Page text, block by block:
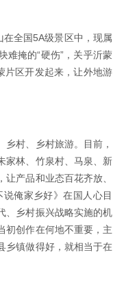
在全国5A级景区中，现属
难掩的“硬伤”，关乎沂蒙
片区开发起来，让外地游
村、乡村旅游。目前，
家林、竹泉村、马泉、新
产品和业态百花齐放、
俺家乡好》在国人心目
、乡村振兴战略实施的机
初创作在何地不重要，主
乡镇做得好，就相当于在